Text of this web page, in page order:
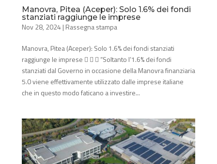
Manovra, Pitea (Aceper): Solo 1.6% dei fondi
stanziati raggiunge le imprese
Nov 28, 2024 | Rassegna stampa
Manovra, Pitea (Aceper): Solo 1.6% dei fondi stanziati
raggiunge le imprese    “Soltanto l’1.6% dei fondi
stanziati dal Governo in occasione della Manovra finanziaria
5.0 viene effettivamente utilizzato dalle imprese italiane
che in questo modo faticano a investire...